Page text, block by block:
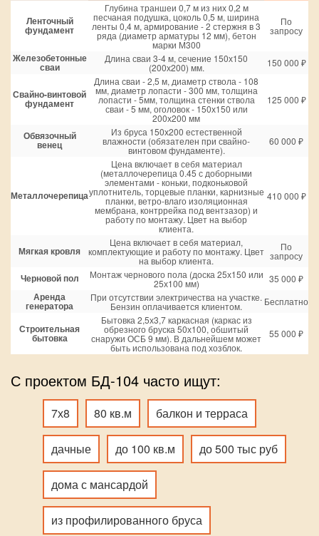
Ленточный
фундамент
Глубина траншеи 0,7 м из них 0,2 м
песчаная подушка, цоколь 0,5 м, ширина
ленты 0,4 м, армирование - 2 стержня в 3
ряда (диаметр арматуры 12 мм), бетон
марки М300
По
запросу
Железобетонные
сваи
Длина сваи 3-4 м, сечение 150х150
(200х200) мм. 150 000 ₽
Свайно-винтовой
фундамент
Длина сваи - 2,5 м, диаметр ствола - 108
мм, диаметр лопасти - 300 мм, толщина
лопасти - 5мм, толщина стенки ствола
сваи - 5 мм, оголовок - 150х150 или
200х200 мм
125 000 ₽
Обвязочный
венец
Из бруса 150х200 естественной
влажности (обязателен при свайно-
винтовом фундаменте).
60 000 ₽
Металлочерепица
Цена включает в себя материал
(металлочерепица 0.45 с доборными
элементами - коньки, подконьковой
уплотнитель, торцевые планки, карнизные
планки, ветро-влаго изоляционная
мембрана, контррейка под вентзазор) и
работу по монтажу. Цвет на выбор
клиента.
410 000 ₽
Мягкая кровля
Цена включает в себя материал,
комплектующие и работу по монтажу. Цвет
на выбор клиента.
По
запросу
Черновой пол Монтаж чернового пола (доска 25х150 или
25х100 мм) 35 000 ₽
Аренда
генератора
При отсутствии электричества на участке.
Бензин оплачивается клиентом. Бесплатно
Строительная
бытовка
Бытовка 2,5х3,7 каркасная (каркас из
обрезного бруска 50х100, обшитый
снаружи ОСБ 9 мм). В дальнейшем может
быть использована под хозблок.
55 000 ₽
С проектом БД-104 часто ищут:
7х8 80 кв.м балкон и терраса
дачные до 100 кв.м до 500 тыс руб
дома с мансардой
из профилированного бруса